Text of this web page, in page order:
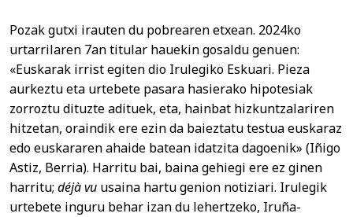
Pozak gutxi irauten du pobrearen etxean. 2024ko
urtarrilaren 7an titular hauekin gosaldu genuen:
«Euskarak irrist egiten dio Irulegiko Eskuari. Pieza
aurkeztu eta urtebete pasara hasierako hipotesiak
zorroztu dituzte adituek, eta, hainbat hizkuntzalariren
hitzetan, oraindik ere ezin da baieztatu testua euskaraz
edo euskararen ahaide batean idatzita dagoenik» (Iñigo
Astiz, Berria). Harritu bai, baina gehiegi ere ez ginen
harritu; déjà vu usaina hartu genion notiziari. Irulegik
urtebete inguru behar izan du lehertzeko, Iruña-